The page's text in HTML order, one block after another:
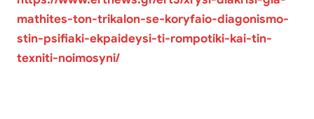
mathites-ton-trikalon-se-koryfaio-diagonismo-
stin-psifiaki-ekpaideysi-ti-rompotiki-kai-tin-
texniti-noimosyni/